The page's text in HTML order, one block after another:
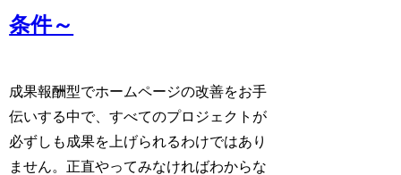
条件～
成果報酬型でホームページの改善をお手
伝いする中で、すべてのプロジェクトが
必ずしも成果を上げられるわけではあり
ません。正直やってみなければわからな